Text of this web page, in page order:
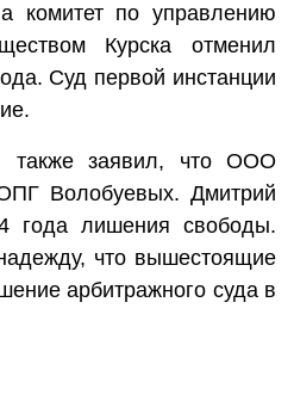
комитет по управлению
Курска отменил
Суд первой инстанции
также заявил, что ООО
Волобуевых. Дмитрий
года лишения свободы.
что вышестоящие
арбитражного суда в